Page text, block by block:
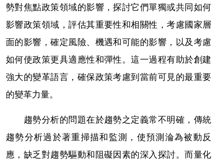
勢對焦點政策領域的影響，探討它們單獨或共同如何
影響政策領域，評估其重要性和相關性，考慮國家層
面的影響，確定風險、機遇和可能的影響，以及考慮
如何使政策更具適應性和彈性。這一過程有助於創建
強大的變革語言，確保政策考慮到當前可見的最重要
的變革力量。
趨勢分析的問題在於趨勢之定義常不明確，傳統
趨勢分析過於著重掃描和監測，使預測淪為被動反
應，缺乏對趨勢驅動和阻礙因素的深入探討。而量化